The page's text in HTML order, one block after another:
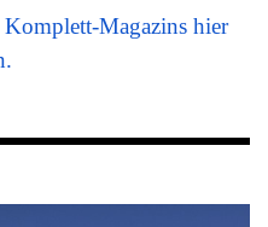
Magazins hier